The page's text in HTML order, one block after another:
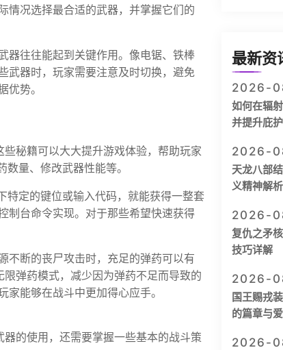
情况选择最合适的武器，并掌握它们的
器往往能起到关键作用。像电锯、铁棒
武器时，玩家需要注意及时切换，避免
势。
秘籍可以大大提升游戏体验，帮助玩家
量、修改武器性能等。
特定的键位或输入代码，就能获得一整套
制台命令实现。对于那些希望快速获得
不断的丧尸攻击时，充足的弹药可以有
弹药模式，减少因为弹药不足而导致的
能够在战斗中更加得心应手。
的使用，还需要掌握一些基本的战斗策
最新资
2026-
如何在辐
并提升庇
2026-
天龙八部
义精神解析
2026-
复仇之矛
技巧详解
2026-
国王赐戎
的篇章与
2026-